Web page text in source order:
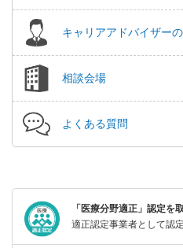
キャリアアドバイザー
相談会場
よくある質問
「医療分野適正」認定を
適正認定事業者として認